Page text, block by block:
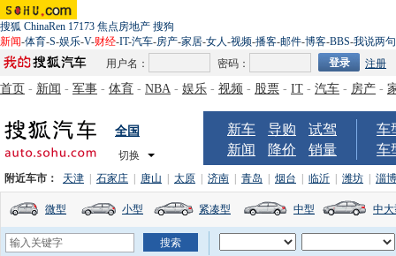
搜狐 ChinaRen 17173 焦点房地产 搜狗
新闻-体育-S-娱乐-V-财经-IT-汽车-房产-家居-女人-视频-播客-邮件-博客-BBS-我说两句
用户名：
密码： 注册
首页 - 新闻 - 军事 - 体育 - NBA - 娱乐 - 视频 - 股票 - IT - 汽车 - 房产 -
全国
切换
新车 导购
试驾
新闻
降价 销量
车
车
附近车市： 天津 石家庄 唐山 太原 济南 青岛 烟台 临沂 潍坊 淄博
微型 小型 紧凑型 中型 中